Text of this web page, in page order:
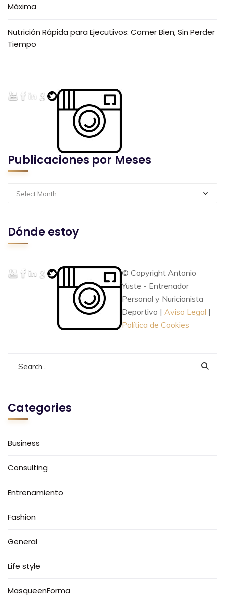
Máxima
Nutrición Rápida para Ejecutivos: Comer Bien, Sin Perder
Tiempo
Publicaciones por Meses
Select Month
Dónde estoy
© Copyright Antonio
Yuste - Entrenador
Personal y Nuricionista
Deportivo | Aviso Legal |
Política de Cookies
Categories
Business
Consulting
Entrenamiento
Fashion
General
Life style
MasqueenForma